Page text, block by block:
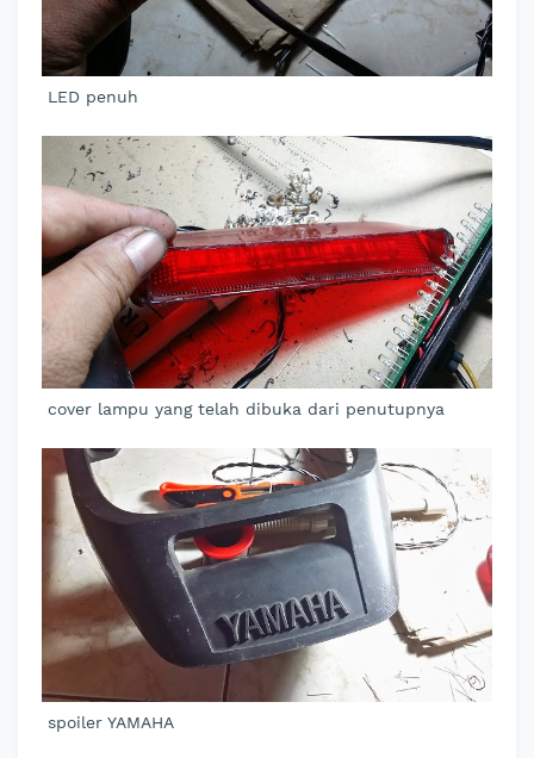
LED penuh
cover lampu yang telah dibuka dari penutupnya
spoiler YAMAHA